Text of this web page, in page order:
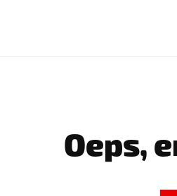
Oeps,